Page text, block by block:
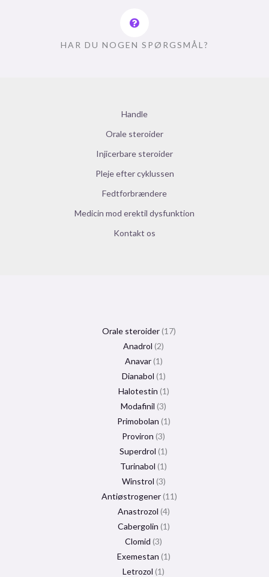
HAR DU NOGEN SPØRGSMÅL?
Handle
Orale steroider
Injicerbare steroider
Pleje efter cyklussen
Fedtforbrændere
Medicin mod erektil dysfunktion
Kontakt os
Orale steroider 17
Anadrol 2
Anavar 1
Dianabol 1
Halotestin 1
Modafinil 3
Primobolan 1
Proviron 3
Superdrol 1
Turinabol 1
Winstrol 3
Antiøstrogener 11
Anastrozol 4
Cabergolin 1
Clomid 3
Exemestan 1
Letrozol 1